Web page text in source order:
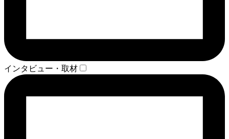
インタビュー・取材